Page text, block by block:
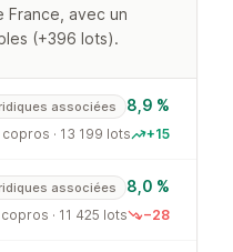
France, avec un
(+396 lots).
associées 8,9 %
copros · 13 199 lots +15
associées 8,0 %
· 11 425 lots −28